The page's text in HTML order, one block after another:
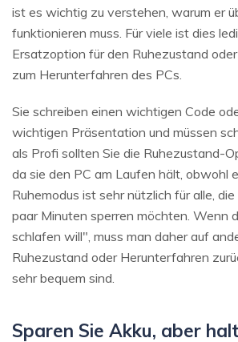
ist es wichtig zu verstehen, warum er
funktionieren muss. Für viele ist dies
Ersatzoption für den Ruhezustand
zum Herunterfahren des PCs.
Sie schreiben einen wichtigen Code
wichtigen Präsentation und müssen
als Profi sollten Sie die Ruhezustand-
da sie den PC am Laufen hält, obwohl
Ruhemodus ist sehr nützlich für alle,
paar Minuten sperren möchten. Wenn
schlafen will", muss man daher auf
Ruhezustand oder Herunterfahren
sehr bequem sind.
Sparen Sie Akku, aber